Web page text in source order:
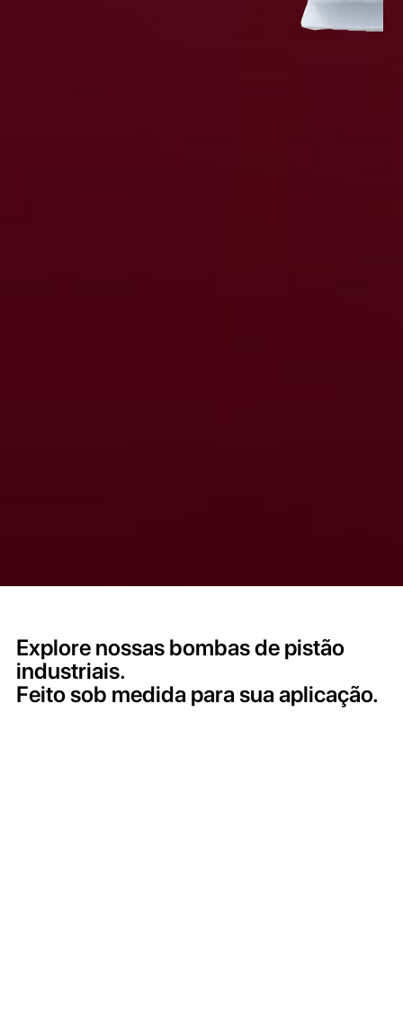
Explore nossas bombas de pistão
industriais.
Feito sob medida para sua aplicação.